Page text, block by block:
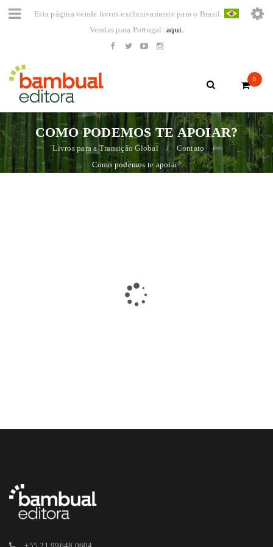
Esta página vende livros exclusivamente para o Brasil.
Vendas para Portugal:aqui.
0
COMO PODEMOS TE APOIAR?
Livros para a Transição Global / Contato /
Como podemos te apoiar?
Você poderá pagar de três formas sua compra em nosso site: cartões
de débito, crédito ou off-line (depósito/transferência).
Ag. 8045